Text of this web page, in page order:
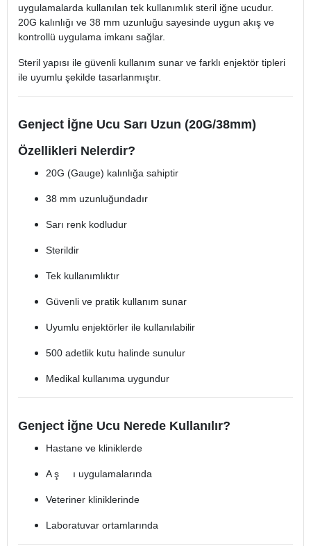
uygulamalarda kullanılan tek kullanımlık steril iğne ucudur.
20G kalınlığı ve 38 mm uzunluğu sayesinde uygun akış ve
kontrollü uygulama imkanı sağlar.
Steril yapısı ile güvenli kullanım sunar ve farklı enjektör tipleri
ile uyumlu şekilde tasarlanmıştır.
Genject İğne Ucu Sarı Uzun (20G/38mm)
Özellikleri Nelerdir?
20G (Gauge) kalınlığa sahiptir
38 mm uzunluğundadır
Sarı renk kodludur
Sterildir
Tek kullanımlıktır
Güvenli ve pratik kullanım sunar
Uyumlu enjektörler ile kullanılabilir
500 adetlik kutu halinde sunulur
Medikal kullanıma uygundur
Genject İğne Ucu Nerede Kullanılır?
Hastane ve kliniklerde
A ş ı uygulamalarında
Veteriner kliniklerinde
Laboratuvar ortamlarında